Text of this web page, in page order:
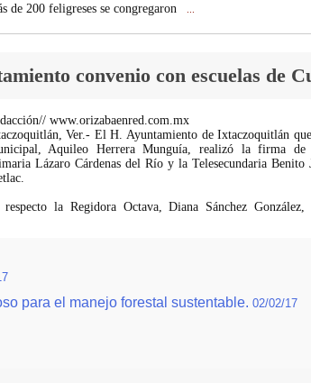
de 200 feligreses se congregaron
convenio con escuelas de
www.orizabaenred.com.mx
Ver.- El H. Ayuntamiento de Ixtaczoquitlán que
Aquileo Herrera Munguía, realizó la firma de
Lázaro Cárdenas del Río y la Telesecundaria Benito
la Regidora Octava, Diana Sánchez
para el manejo forestal sustentable. 02/02/17